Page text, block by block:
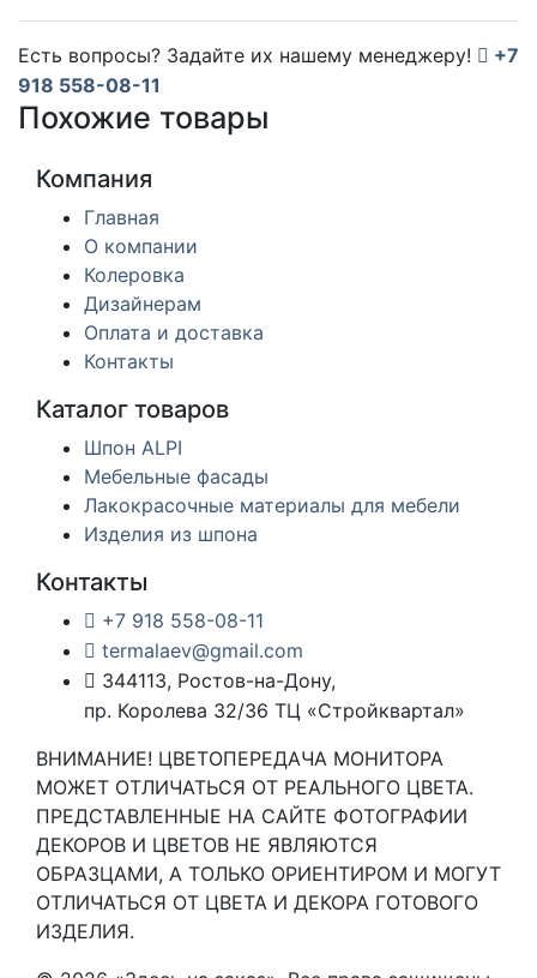
Есть вопросы? Задайте их нашему менеджеру!
+7
918 558-08-11
Похожие товары
Компания
Главная
О компании
Колеровка
Дизайнерам
Оплата и доставка
Контакты
Каталог товаров
Шпон ALPI
Мебельные фасады
Лакокрасочные материалы для мебели
Изделия из шпона
Контакты
+7 918 558-08-11
termalaev@gmail.com
344113, Ростов-на-Дону,
пр. Королева 32/36 ТЦ «Стройквартал»
ВНИМАНИЕ! ЦВЕТОПЕРЕДАЧА МОНИТОРА
МОЖЕТ ОТЛИЧАТЬСЯ ОТ РЕАЛЬНОГО ЦВЕТА.
ПРЕДСТАВЛЕННЫЕ НА САЙТЕ ФОТОГРАФИИ
ДЕКОРОВ И ЦВЕТОВ НЕ ЯВЛЯЮТСЯ
ОБРАЗЦАМИ, А ТОЛЬКО ОРИЕНТИРОМ И МОГУТ
ОТЛИЧАТЬСЯ ОТ ЦВЕТА И ДЕКОРА ГОТОВОГО
ИЗДЕЛИЯ.